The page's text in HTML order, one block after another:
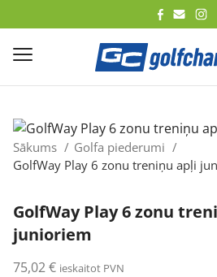
Sākums
Golfa piederumi
GolfWay Play 6 zonu treniņu apļi
GolfWay Play 6 zonu
junioriem
75,02€ ieskaitot PVN